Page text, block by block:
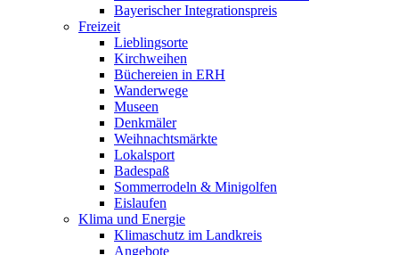
Bayerischer Integrationspreis
Freizeit
Lieblingsorte
Kirchweihen
Büchereien in ERH
Wanderwege
Museen
Denkmäler
Weihnachtsmärkte
Lokalsport
Badespaß
Sommerrodeln & Minigolfen
Eislaufen
Klima und Energie
Klimaschutz im Landkreis
Angebote